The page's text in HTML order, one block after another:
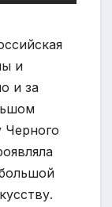
и
и за
Черного